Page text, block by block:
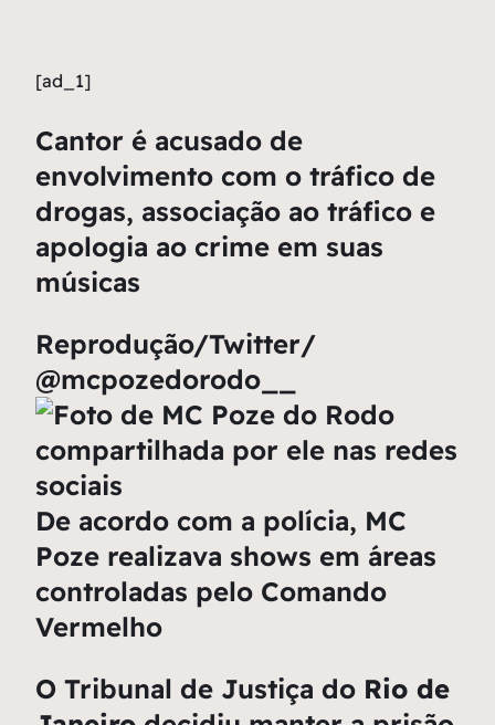
[ad_1]
Cantor é acusado de
envolvimento com o tráfico de
drogas, associação ao tráfico e
apologia ao crime em suas
músicas
Reprodução/Twitter/
@mcpozedorodo__
De acordo com a polícia, MC
Poze realizava shows em áreas
controladas pelo Comando
Vermelho
O Tribunal de Justiça do Rio de